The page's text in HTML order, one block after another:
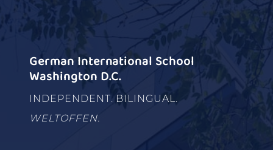
German International School
Washington D.C.
INDEPENDENT. BILINGUAL.
WELTOFFEN.